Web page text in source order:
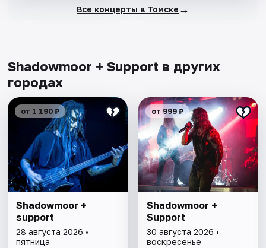
Все концерты в Томске →
Shadowmoor + Support в других
городах
от 1 190 ₽
Shadowmoor +
support
28 августа 2026 •
пятница
от 999 ₽
Shadowmoor +
Support
30 августа 2026 •
воскресенье